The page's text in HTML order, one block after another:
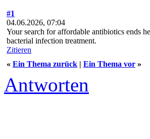
#1
04.06.2026, 07:04
Your search for affordable antibiotics ends
bacterial infection treatment.
Zitieren
« Ein Thema zurück | Ein Thema vor »
Antworten